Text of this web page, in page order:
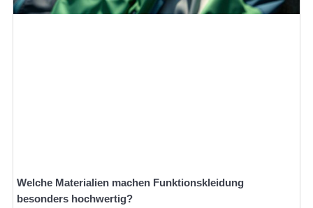
Welche Materialien machen Funktionskleidung
besonders hochwertig?